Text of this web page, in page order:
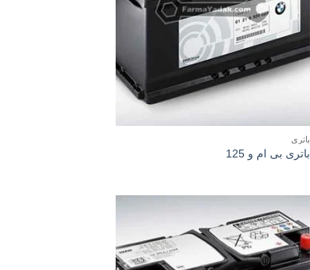
باتری
باتری بی ام و 125